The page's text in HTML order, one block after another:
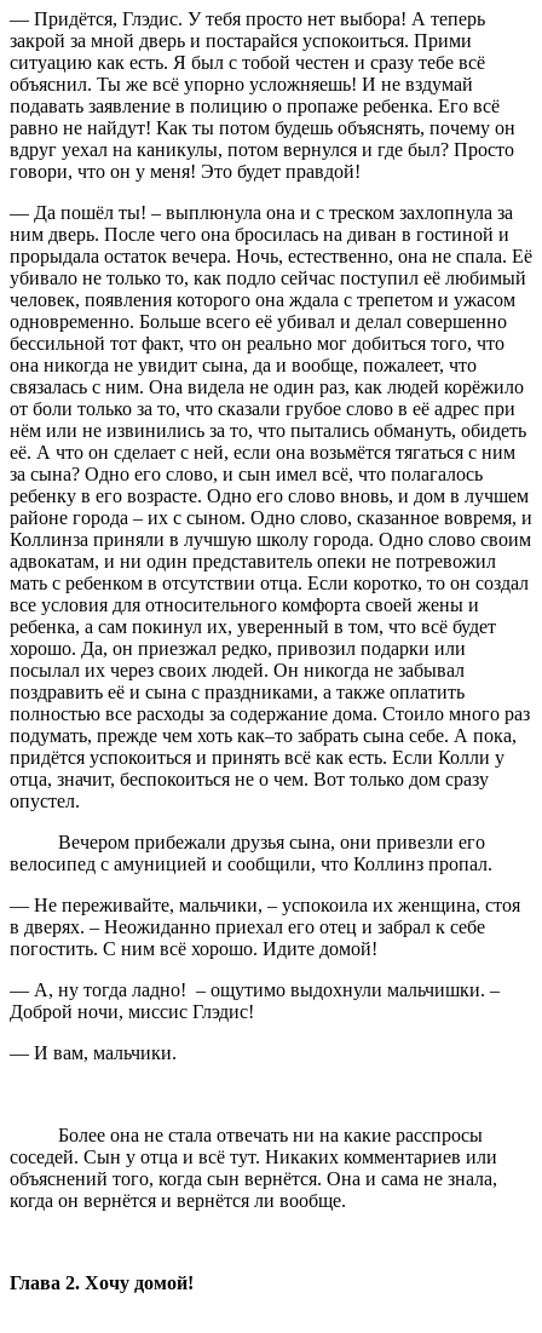
— Придётся, Глэдис. У тебя просто нет выбора! А теперь
закрой за мной дверь и постарайся успокоиться. Прими
ситуацию как есть. Я был с тобой честен и сразу тебе всё
объяснил. Ты же всё упорно усложняешь! И не вздумай
подавать заявление в полицию о пропаже ребенка. Его всё
равно не найдут! Как ты потом будешь объяснять, почему он
вдруг уехал на каникулы, потом вернулся и где был? Просто
говори, что он у меня! Это будет правдой!
— Да пошёл ты! – выплюнула она и с треском захлопнула за
ним дверь. После чего она бросилась на диван в гостиной и
прорыдала остаток вечера. Ночь, естественно, она не спала. Её
убивало не только то, как подло сейчас поступил её любимый
человек, появления которого она ждала с трепетом и ужасом
одновременно. Больше всего её убивал и делал совершенно
бессильной тот факт, что он реально мог добиться того, что
она никогда не увидит сына, да и вообще, пожалеет, что
связалась с ним. Она видела не один раз, как людей корёжило
от боли только за то, что сказали грубое слово в её адрес при
нём или не извинились за то, что пытались обмануть, обидеть
её. А что он сделает с ней, если она возьмётся тягаться с ним
за сына? Одно его слово, и сын имел всё, что полагалось
ребенку в его возрасте. Одно его слово вновь, и дом в лучшем
районе города – их с сыном. Одно слово, сказанное вовремя, и
Коллинза приняли в лучшую школу города. Одно слово своим
адвокатам, и ни один представитель опеки не потревожил
мать с ребенком в отсутствии отца. Если коротко, то он создал
все условия для относительного комфорта своей жены и
ребенка, а сам покинул их, уверенный в том, что всё будет
хорошо. Да, он приезжал редко, привозил подарки или
посылал их через своих людей. Он никогда не забывал
поздравить её и сына с праздниками, а также оплатить
полностью все расходы за содержание дома. Стоило много раз
подумать, прежде чем хоть как–то забрать сына себе. А пока,
придётся успокоиться и принять всё как есть. Если Колли у
отца, значит, беспокоиться не о чем. Вот только дом сразу
опустел.
Вечером прибежали друзья сына, они привезли его
велосипед с амуницией и сообщили, что Коллинз пропал.
— Не переживайте, мальчики, – успокоила их женщина, стоя
в дверях. – Неожиданно приехал его отец и забрал к себе
погостить. С ним всё хорошо. Идите домой!
— А, ну тогда ладно! – ощутимо выдохнули мальчишки. –
Доброй ночи, миссис Глэдис!
— И вам, мальчики.
Более она не стала отвечать ни на какие расспросы
соседей. Сын у отца и всё тут. Никаких комментариев или
объяснений того, когда сын вернётся. Она и сама не знала,
когда он вернётся и вернётся ли вообще.
Глава 2. Хочу домой!